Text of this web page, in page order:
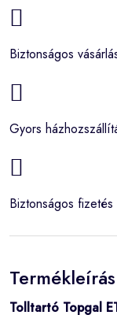
Biztonságos
Gyors
Biztonságos fizetés
Termékleírás
Tolltartó Topgal